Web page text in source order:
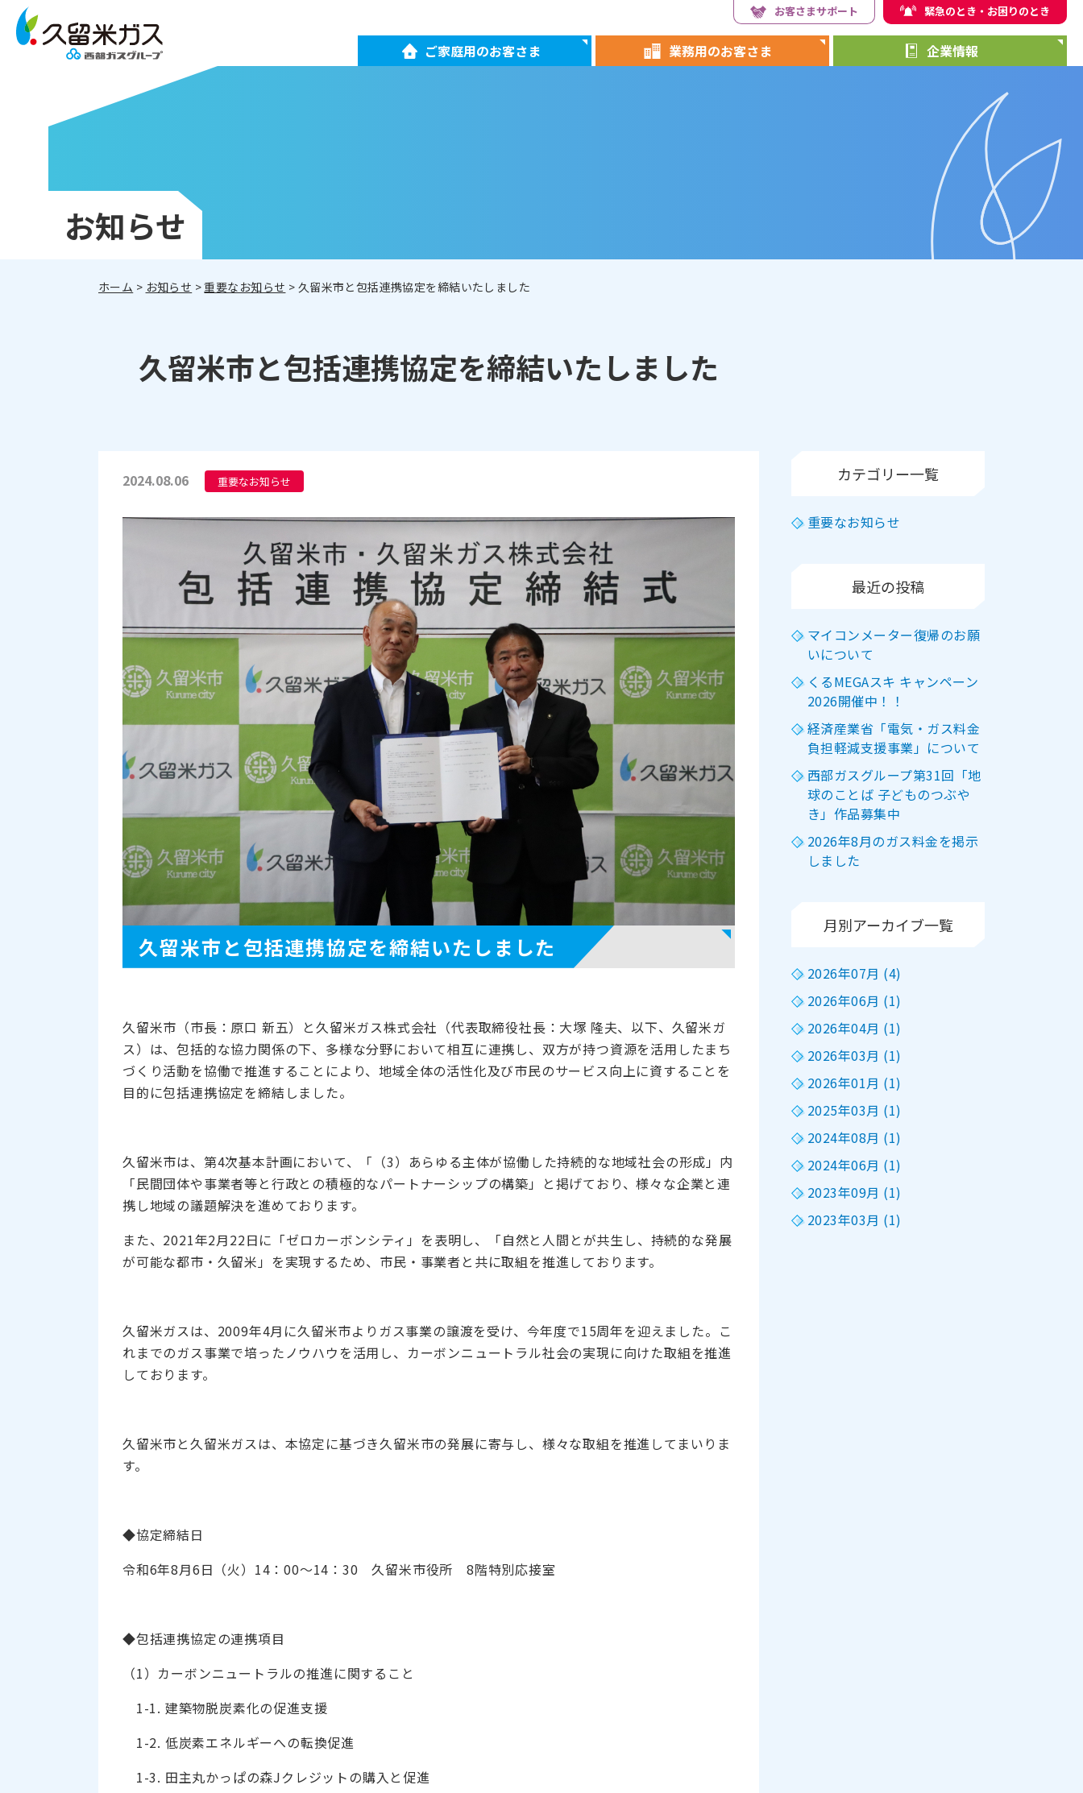
お客さまサポート 緊急のとき・お困りのとき
ご家庭用のお客さま 業務用のお客さま 企業情報
お知らせ
ホーム > お知らせ >重要なお知らせ > 久留米市と包括連携協定を締結いたしました
久留米市と包括連携協定を締結いたしました
2024.08.06 重要なお知らせ
久留米市と包括連携協定を締結いたしました
久留米市（市長：原口 新五）と久留米ガス株式会社（代表取締役社長：大塚 隆夫、以下、久留米ガ
ス）は、包括的な協力関係の下、多様な分野において相互に連携し、双方が持つ資源を活用したまち
づくり活動を協働で推進することにより、地域全体の活性化及び市民のサービス向上に資することを
目的に包括連携協定を締結しました。
久留米市は、第4次基本計画において、「（3）あらゆる主体が協働した持続的な地域社会の形成」内
「民間団体や事業者等と行政との積極的なパートナーシップの構築」と掲げており、様々な企業と連
携し地域の議題解決を進めております。
また、2021年2月22日に「ゼロカーボンシティ」を表明し、「自然と人間とが共生し、持続的な発展
が可能な都市・久留米」を実現するため、市民・事業者と共に取組を推進しております。
久留米ガスは、2009年4月に久留米市よりガス事業の譲渡を受け、今年度で15周年を迎えました。こ
れまでのガス事業で培ったノウハウを活用し、カーボンニュートラル社会の実現に向けた取組を推進
しております。
久留米市と久留米ガスは、本協定に基づき久留米市の発展に寄与し、様々な取組を推進してまいりま
す。
◆協定締結日
令和6年8月6日（火）14：00～14：30 久留米市役所 8階特別応接室
◆包括連携協定の連携項目
（1）カーボンニュートラルの推進に関すること
1-1. 建築物脱炭素化の促進支援
1-2. 低炭素エネルギーへの転換促進
1-3. 田主丸かっぱの森Jクレジットの購入と促進
カテゴリー一覧
重要なお知らせ
最近の投稿
マイコンメーター復帰のお願
いについて
くるMEGAスキ キャンペーン
2026開催中！！
経済産業省「電気・ガス料金
負担軽減支援事業」について
西部ガスグループ第31回「地
球のことば 子どものつぶや
き」作品募集中
2026年8月のガス料金を掲示
しました
月別アーカイブ一覧
2026年07月 (4)
2026年06月 (1)
2026年04月 (1)
2026年03月 (1)
2026年01月 (1)
2025年03月 (1)
2024年08月 (1)
2024年06月 (1)
2023年09月 (1)
2023年03月 (1)